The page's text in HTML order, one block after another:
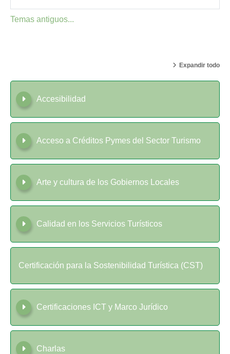
Temas antiguos...
Expandir todo
Accesibilidad
Acceso a Créditos Pymes del Sector Turismo
Arte y cultura de los Gobiernos Locales
Calidad en los Servicios Turísticos
Certificación para la Sostenibilidad Turística (CST)
Certificaciones ICT y Marco Jurídico
Charlas